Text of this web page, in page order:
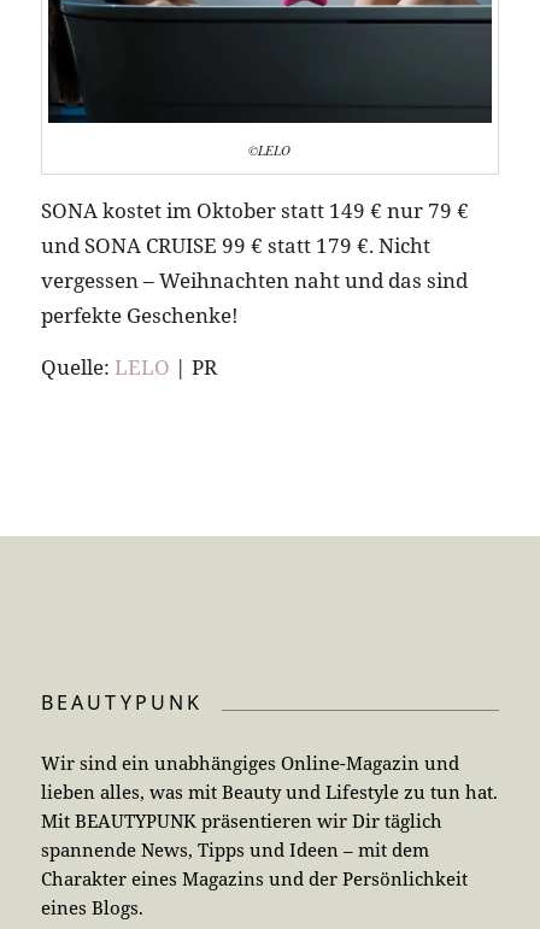
©LELO
SONA kostet im Oktober statt 149 € nur 79 €
und SONA CRUISE 99 € statt 179 €. Nicht
vergessen – Weihnachten naht und das sind
perfekte Geschenke!
Quelle: LELO | PR
BEAUTYPUNK
Wir sind ein unabhängiges Online-Magazin und
lieben alles, was mit Beauty und Lifestyle zu tun hat.
Mit BEAUTYPUNK präsentieren wir Dir täglich
spannende News, Tipps und Ideen – mit dem
Charakter eines Magazins und der Persönlichkeit
eines Blogs.